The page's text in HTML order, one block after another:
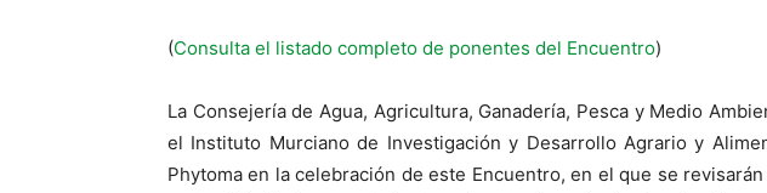
(Consulta el listado completo de ponentes del Encuentro)
La Consejería de Agua, Agricultura, Ganadería, Pesca y Medio
el Instituto Murciano de Investigación y Desarrollo Agrario y
Phytoma en la celebración de este Encuentro, en el que se